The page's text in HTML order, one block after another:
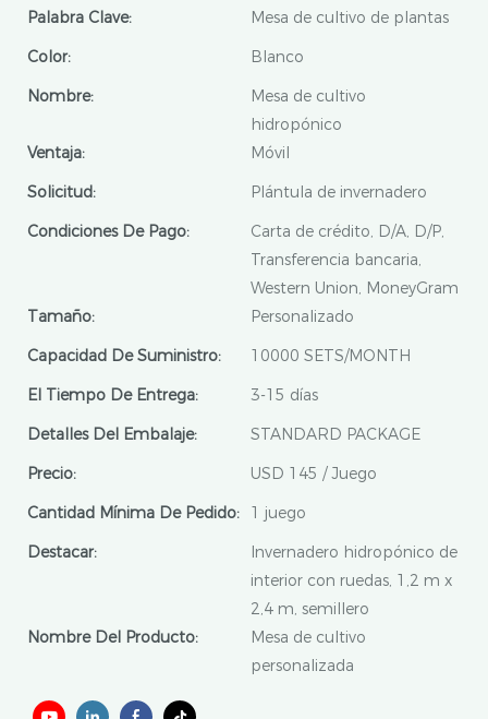
Palabra Clave:
Mesa de cultivo de plantas
Color:
Blanco
Nombre:
Mesa de cultivo
hidropónico
Ventaja:
Móvil
Solicitud:
Plántula de invernadero
Condiciones De Pago:
Carta de crédito, D/A, D/P,
Transferencia bancaria,
Western Union, MoneyGram
Tamaño:
Personalizado
Capacidad De Suministro:
10000 SETS/MONTH
El Tiempo De Entrega:
3-15 días
Detalles Del Embalaje:
STANDARD PACKAGE
Precio:
USD 145 / Juego
Cantidad Mínima De Pedido:
1 juego
Destacar:
Invernadero hidropónico de
interior con ruedas, 1,2 m x
2,4 m, semillero
Nombre Del Producto:
Mesa de cultivo
personalizada